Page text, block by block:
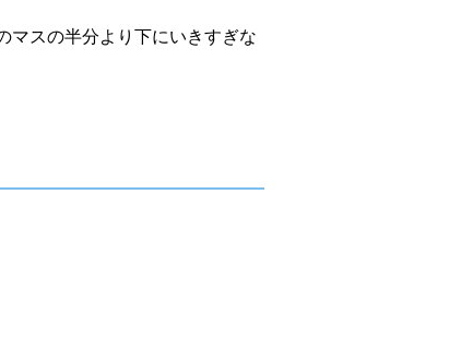
マスの半分より下にいきすぎな